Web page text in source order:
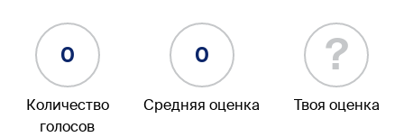
0
Количество
голосов
0
Средняя оценка
?
Твоя оценка